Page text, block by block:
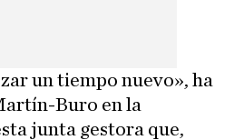
un tiempo nuevo», ha
Buro en la
junta gestora que,